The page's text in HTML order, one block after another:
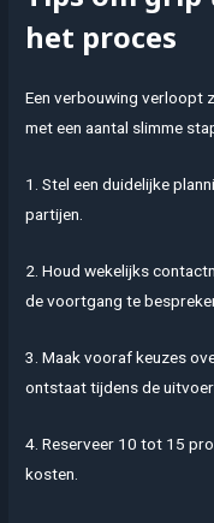
het proces
Een verbouwing verloopt
met een aantal slimme
1. Stel een duidelijke
partijen.
2. Houd wekelijks
de voortgang te
3. Maak vooraf keuzes
ontstaat tijdens de
4. Reserveer 10 tot 15
kosten.